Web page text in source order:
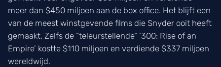
meer dan $450 miljoen aan de box office. Het blijft een
van de meest winstgevende films die Snyder ooit heeft
gemaakt. Zelfs de “teleurstellende” ‘300: Rise of an
Empire’ kostte $110 miljoen en verdiende $337 miljoen
wereldwijd.